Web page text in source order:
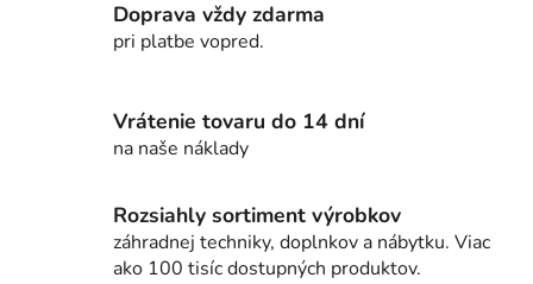
r
v
i
s
u
Doprava vždy zdarma
pri platbe vopred.
Vrátenie tovaru do 14 dní
na naše náklady
Rozsiahly sortiment výrobkov
záhradnej techniky, doplnkov a nábytku. Viac
ako 100 tisíc dostupných produktov.